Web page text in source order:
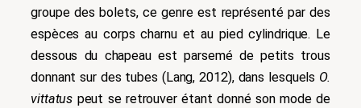
groupe des bolets, ce genre est représenté par des
espèces au corps charnu et au pied cylindrique. Le
dessous du chapeau est parsemé de petits trous
donnant sur des tubes (Lang, 2012), dans lesquels O.
vittatus peut se retrouver étant donné son mode de